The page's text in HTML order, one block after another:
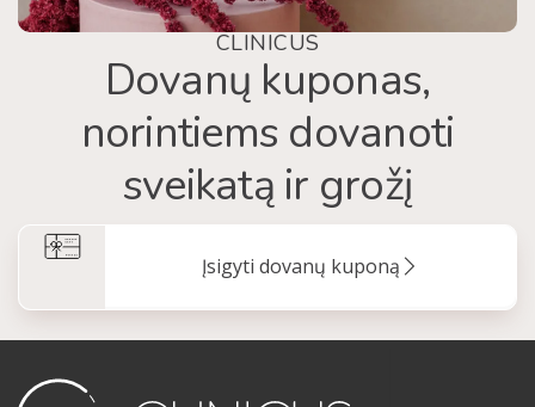
CLINICUS
Dovanų kuponas,
norintiems dovanoti
sveikatą ir grožį
Įsigyti dovanų kuponą